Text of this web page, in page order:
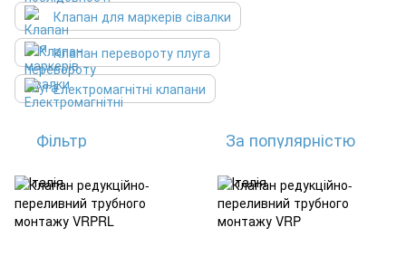
Клапан для маркерів сівалки
Клапан перевороту плуга
Електромагнітні клапани
Фільтр За популярністю